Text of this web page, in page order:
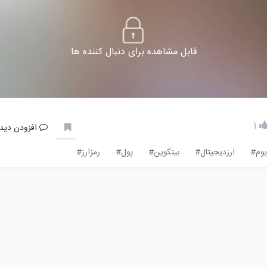
قابل مشاهده برای دنبال کننده ها
1
افزودن
ارزدیجیتال# بیتکوین# پول# رمزارز#